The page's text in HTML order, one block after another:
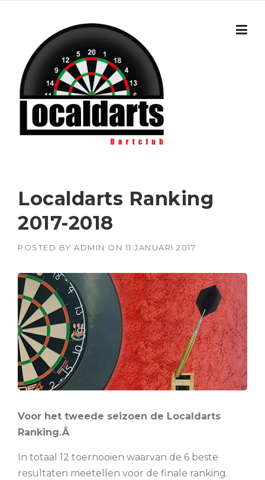
Localdarts Ranking
2017-2018
POSTED BY ADMIN ON 11 JANUARI 2017
Voor het tweede seizoen de Localdarts
Ranking.Â
In totaal 12 toernooien waarvan de 6 beste
resultaten meetellen voor de finale ranking.